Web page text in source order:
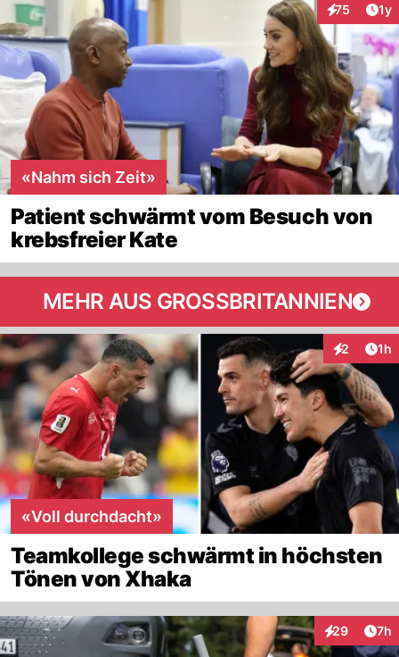
75 1y
«Nahm sich Zeit»
Patient schwärmt vom Besuch von
krebsfreier Kate
MEHR AUS GROSSBRITANNIEN
2 1h
«Voll durchdacht»
Teamkollege schwärmt in höchsten
Tönen von Xhaka
29
Interaktionen
7h